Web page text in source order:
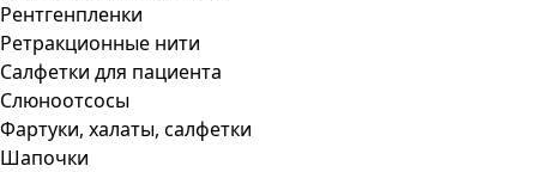
Рентгенпленки
Ретракционные нити
Салфетки для пациента
Слюноотсосы
Фартуки, халаты, салфетки
Шапочки